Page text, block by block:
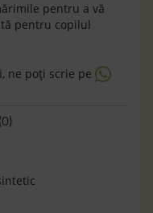
pentru a vă
pentru copilul
ne poţi scrie pe